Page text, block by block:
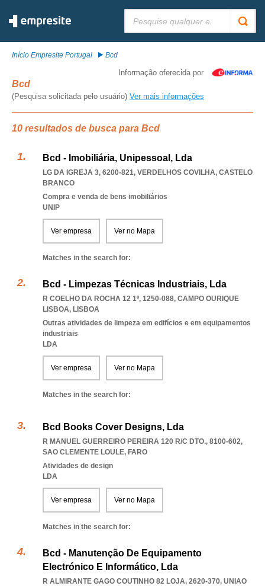
Início Empresite Portugal Bcd
Informação oferecida por
Bcd
(Pesquisa solicitada pelo usuário) Ver mais informações
10 resultados de busca para Bcd
Bcd - Imobiliária, Unipessoal, Lda
LG DA IGREJA 3, 6200-821, VERDELHOS COVILHA, CASTELO
BRANCO
Compra e venda de bens imobiliários
UNIP
Ver empresa Ver no Mapa
Matches in the search for:
Bcd - Limpezas Técnicas Industriais, Lda
R COELHO DA ROCHA 12 1º, 1250-088, CAMPO OURIQUE
LISBOA, LISBOA
Outras atividades de limpeza em edifícios e em equipamentos
industriais
LDA
Ver empresa Ver no Mapa
Matches in the search for:
Bcd Books Cover Designs, Lda
R MANUEL GUERREIRO PEREIRA 120 R/C DTO., 8100-602,
SAO CLEMENTE LOULE, FARO
Atividades de design
LDA
Ver empresa Ver no Mapa
Matches in the search for:
Bcd - Manutenção De Equipamento
Electrónico E Informático, Lda
R ALMIRANTE GAGO COUTINHO 82 LOJA, 2620-370, UNIAO